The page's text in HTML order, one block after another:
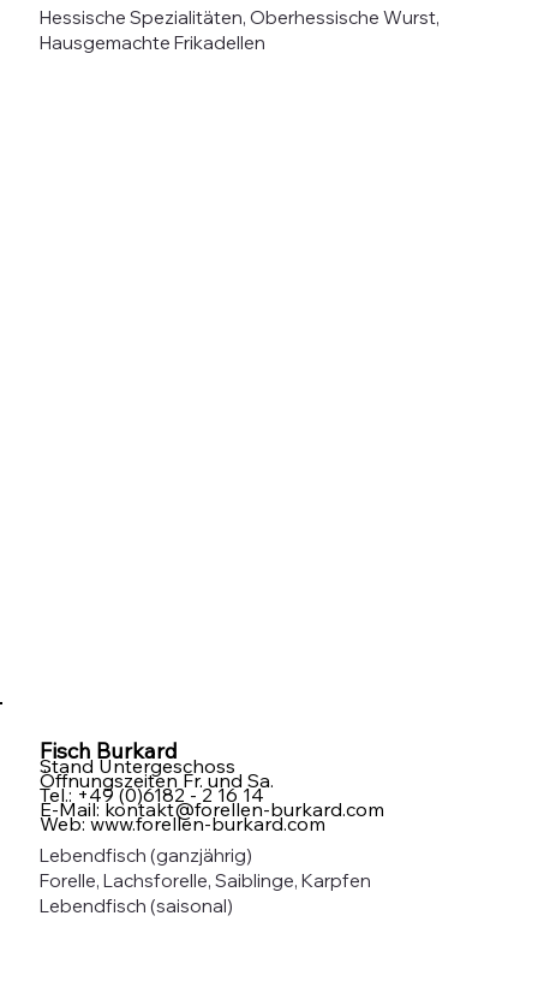
Hessische Spezialitäten, Oberhessische Wurst,
Hausgemachte Frikadellen
Fisch Burkard
Stand Untergeschoss
Öffnungszeiten Fr. und Sa.
Tel.: +49 (0)6182 - 2 16 14
E-Mail:kontakt@forellen-burkard.com
Web:www.forellen-burkard.com
Lebendfisch (ganzjährig)
Forelle, Lachsforelle, Saiblinge, Karpfen
Lebendfisch (saisonal)